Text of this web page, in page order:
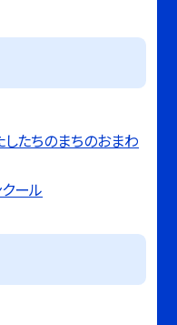
たちのまちのおまわ
ール